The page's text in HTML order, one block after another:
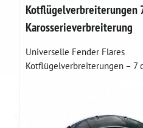
Kotflügelverbreiterungen
Karosserieverbreiterung
Universelle Fender Flares
Kotflügelverbreiterungen – 7